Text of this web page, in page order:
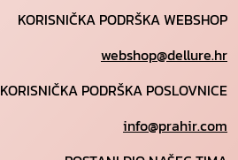
KORISNIČKA PODRŠKA WEBSHOP
webshop@dellure.hr
KORISNIČKA PODRŠKA POSLOVNICE
info@prahir.com